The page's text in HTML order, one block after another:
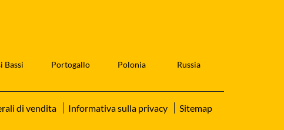
Bassi Portogallo Polonia Russia
di vendita Informativa sulla privacy Sitemap